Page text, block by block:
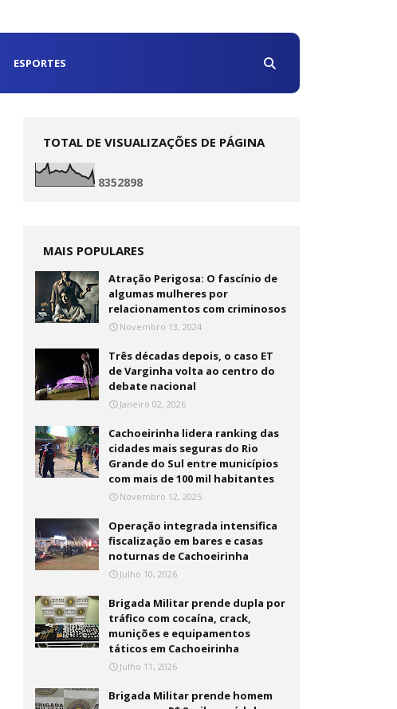
ESPORTES
TOTAL DE VISUALIZAÇÕES DE PÁGINA
8352898
MAIS POPULARES
Atração Perigosa: O fascínio de
algumas mulheres por
relacionamentos com criminosos
Novembro 13, 2024
Três décadas depois, o caso ET
de Varginha volta ao centro do
debate nacional
Janeiro 02, 2026
Cachoeirinha lidera ranking das
cidades mais seguras do Rio
Grande do Sul entre municípios
com mais de 100 mil habitantes
Novembro 12, 2025
Operação integrada intensifica
fiscalização em bares e casas
noturnas de Cachoeirinha
Julho 10, 2026
Brigada Militar prende dupla por
tráfico com cocaína, crack,
munições e equipamentos
táticos em Cachoeirinha
Julho 11, 2026
Brigada Militar prende homem